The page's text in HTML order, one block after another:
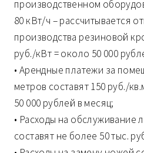
производственном
80 кВт/ч – рассчитывается
производства резиновой
руб./кВт = около 50 000
• Арендные платежи за
метров составят 150 руб./
50 000 рублей в месяц;
• Расходы на обслуживание
составят не более 50 тыс.